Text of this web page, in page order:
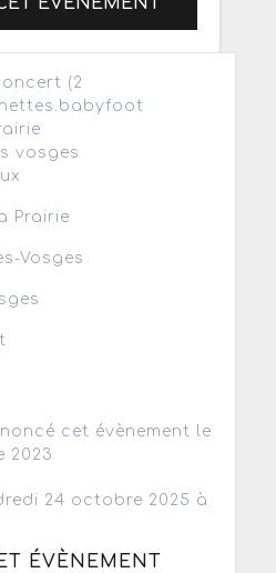
(2
vosges
Prairie
Vosges
cet évènement le
2023
24 octobre 2025 à
ÉVÈNEMENT